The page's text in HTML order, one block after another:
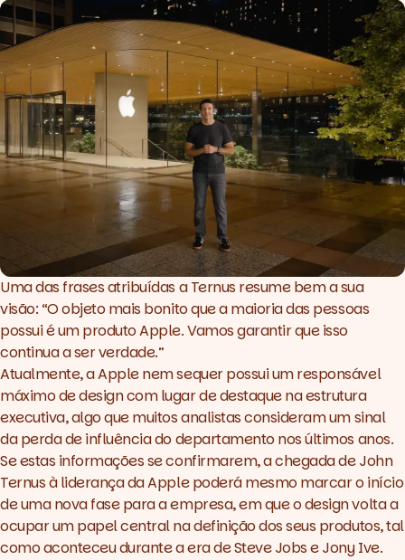
Uma das frases atribuídas a Ternus resume bem a sua
visão: “O objeto mais bonito que a maioria das pessoas
possui é um produto Apple. Vamos garantir que isso
continua a ser verdade.”
Atualmente, a Apple nem sequer possui um responsável
máximo de design com lugar de destaque na estrutura
executiva, algo que muitos analistas consideram um sinal
da perda de influência do departamento nos últimos anos.
Se estas informações se confirmarem, a chegada de John
Ternus à liderança da Apple poderá mesmo marcar o início
de uma nova fase para a empresa, em que o design volta a
ocupar um papel central na definição dos seus produtos, tal
como aconteceu durante a era de Steve Jobs e Jony Ive.